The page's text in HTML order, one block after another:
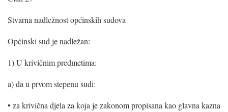
Stvarna nadležnost općinskih sudova
Općinski sud je nadležan:
1) U krivičnim predmetima:
a) da u prvom stepenu sudi:
• za krivična djela za koja je zakonom propisana kao glavna kazna